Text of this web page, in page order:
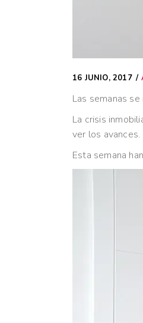
16 JUNIO, 2017
Las semanas
La crisis
ver los avances.
Esta semana